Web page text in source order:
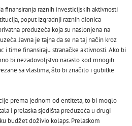
finansiranja raznih investicijskih aktivnosti
poput izgradnji raznih dionica
preduzeća koja su naslonjena na
Javna je tajna da se na taj način kroz
i time finansiraju stranačke aktivnosti. Ako bi
bi nezadovoljstvo naraslo kod mnogih
sa vlastima, što bi značilo i gubitke
prema jednom od entiteta, to bi moglo
i prelaska sjedišta preduzeća u drugi
budžet doživio kolaps. Prelaskom